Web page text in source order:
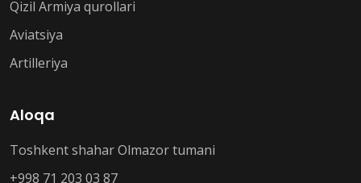
Qizil Armiya qurollari
Aviatsiya
Artilleriya
Aloqa
Toshkent shahar Olmazor tumani
+998 71 203 03 87